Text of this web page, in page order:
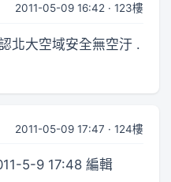
2011-05-09 16:42 · 123樓
北大空域安全無空汙 .
2011-05-09 17:47 · 124樓
5-9 17:48 編輯